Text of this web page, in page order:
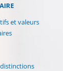
et valeurs